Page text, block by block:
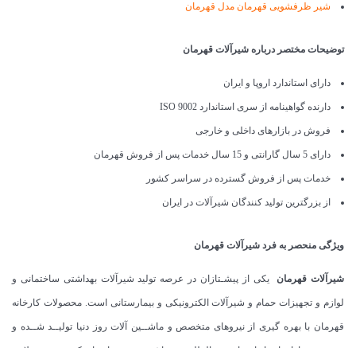
شیر ظرفشویی قهرمان مدل قهرمان
توضیحات مختصر درباره شیرآلات قهرمان
دارای استاندارد اروپا و ایران
دارنده گواهینامه از سری استاندارد ISO 9002
فروش در بازارهای داخلی و خارجی
دارای 5 سال گارانتی و 15 سال خدمات پس از فروش قهرمان
خدمات پس از فروش گسترده در سراسر کشور
از بزرگترین تولید کنندگان شیرآلات در ایران
ویژگی منحصر به فرد شیرآلات قهرمان
شیرآلات قهرمان یکی از پیشـتازان در عرصه تولید شیرآلات بهداشتی ساختمانی و
لوازم و تجهیزات حمام و شیرآلات الکترونیکی و بیمارستانی است. محصولات کارخانه
قهرمان با بهره گیری از نیروهای متخصص و ماشــین آلات روز دنیا تولیــد شــده و